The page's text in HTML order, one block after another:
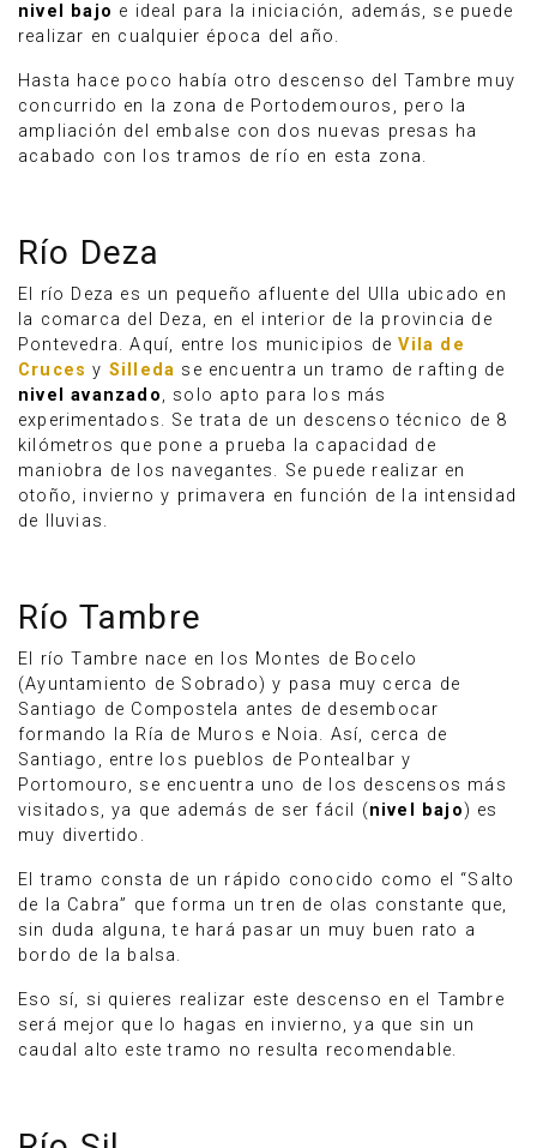
nivel bajo e ideal para la iniciación, además, se puede
realizar en cualquier época del año.
Hasta hace poco había otro descenso del Tambre muy
concurrido en la zona de Portodemouros, pero la
ampliación del embalse con dos nuevas presas ha
acabado con los tramos de río en esta zona.
Río Deza
El río Deza es un pequeño afluente del Ulla ubicado en
la comarca del Deza, en el interior de la provincia de
Pontevedra. Aquí, entre los municipios deVila de
Cruces y Silleda se encuentra un tramo de rafting de
nivel avanzado, solo apto para los más
experimentados. Se trata de un descenso técnico de 8
kilómetros que pone a prueba la capacidad de
maniobra de los navegantes. Se puede realizar en
otoño, invierno y primavera en función de la intensidad
de lluvias.
Río Tambre
El río Tambre nace en los Montes de Bocelo
(Ayuntamiento de Sobrado) y pasa muy cerca de
Santiago de Compostela antes de desembocar
formando la Ría de Muros e Noia. Así, cerca de
Santiago, entre los pueblos de Pontealbar y
Portomouro, se encuentra uno de los descensos más
visitados, ya que además de ser fácil (nivel bajo) es
muy divertido.
El tramo consta de un rápido conocido como el “Salto
de la Cabra” que forma un tren de olas constante que,
sin duda alguna, te hará pasar un muy buen rato a
bordo de la balsa.
Eso sí, si quieres realizar este descenso en el Tambre
será mejor que lo hagas en invierno, ya que sin un
caudal alto este tramo no resulta recomendable.